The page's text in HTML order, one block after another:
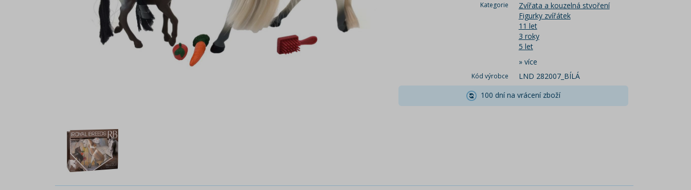
Kategorie
Zvířata a kouzelná stvoření
Figurky zvířátek
11 let
3 roky
5 let
» více
Kód výrobce
LND 282007_BÍLÁ
100 dní na vrácení zboží